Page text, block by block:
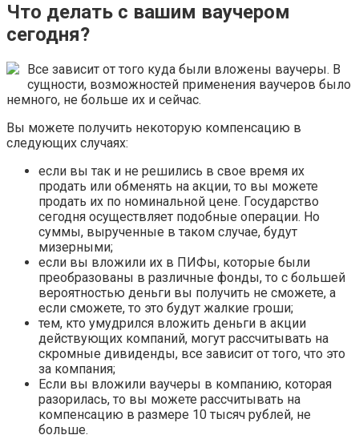
Что делать с вашим ваучером
сегодня?
Все зависит от того куда были вложены ваучеры. В
сущности, возможностей применения ваучеров было
немного, не больше их и сейчас.
Вы можете получить некоторую компенсацию в
следующих случаях:
если вы так и не решились в свое время их
продать или обменять на акции, то вы можете
продать их по номинальной цене. Государство
сегодня осуществляет подобные операции. Но
суммы, вырученные в таком случае, будут
мизерными;
если вы вложили их в ПИФы, которые были
преобразованы в различные фонды, то с большей
вероятностью деньги вы получить не сможете, а
если сможете, то это будут жалкие гроши;
тем, кто умудрился вложить деньги в акции
действующих компаний, могут рассчитывать на
скромные дивиденды, все зависит от того, что это
за компания;
Если вы вложили ваучеры в компанию, которая
разорилась, то вы можете рассчитывать на
компенсацию в размере 10 тысяч рублей, не
больше.